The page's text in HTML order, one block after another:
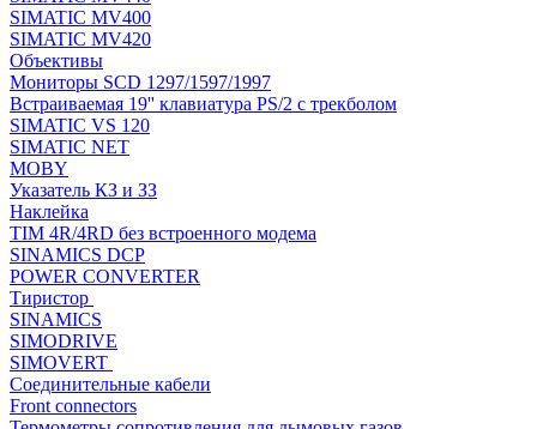
SIMATIC MV400
SIMATIC MV420
Объективы
Мониторы SCD 1297/1597/1997
Встраиваемая 19'' клавиатура PS/2 с трекболом
SIMATIC VS 120
SIMATIC NET
MOBY
Указатель КЗ и ЗЗ
Наклейка
TIM 4R/4RD без встроенного модема
SINAMICS DCP
POWER CONVERTER
Тиристор
SINAMICS
SIMODRIVE
SIMOVERT
Соединительные кабели
Front connectors